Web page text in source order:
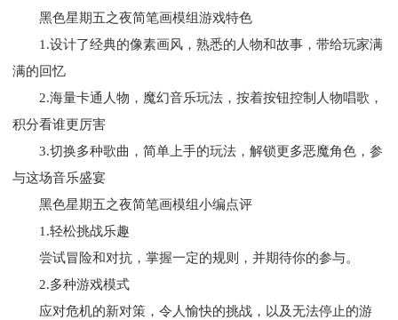
黑色星期五之夜简笔画模组游戏特色
1.设计了经典的像素画风，熟悉的人物和故事，带给玩家满
满的回忆
2.海量卡通人物，魔幻音乐玩法，按着按钮控制人物唱歌，
积分看谁更厉害
3.切换多种歌曲，简单上手的玩法，解锁更多恶魔角色，参
与这场音乐盛宴
黑色星期五之夜简笔画模组小编点评
1.轻松挑战乐趣
尝试冒险和对抗，掌握一定的规则，并期待你的参与。
2.多种游戏模式
应对危机的新对策，令人愉快的挑战，以及无法停止的游